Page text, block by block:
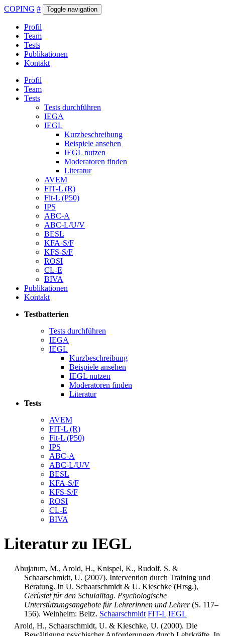
COPING # Toggle navigation
Profil
Team
Tests
Publikationen
Kontakt
Profil
Team
Tests
Tests durchführen
IEGA
IEGL
Kurzbeschreibung
Beispiele ansehen
IEGL nutzen
Moderatoren finden
Literatur
AVEM
FIT-L (R)
Fit-L (P50)
IPS
ABC-A
ABC-L/U/V
BESL
KFA-S/F
KFS-S/F
ROSI
CL-E
BIVA
Publikationen
Kontakt
Testbatterien
Tests durchführen
IEGA
IEGL
Kurzbeschreibung
Beispiele ansehen
IEGL nutzen
Moderatoren finden
Literatur
Tests
AVEM
FIT-L (R)
Fit-L (P50)
IPS
ABC-A
ABC-L/U/V
BESL
KFA-S/F
KFS-S/F
ROSI
CL-E
BIVA
Literatur zu IEGL
Abujatum, M., Arold, H., Knispel, K., Rudolf. S. &
Schaarschmidt, U. (2007). Intervention durch Training und
Beratung. In U. Schaarschmidt & U. Kieschke (Hrsg.),
Gerüstet für den Schulalltag. Psychologische
Unterstützungsangebote für Lehrerinnen und Lehrer(S. 117–
156). Weinheim: Beltz. Schaarschmidt FIT-L IEGL
Arold, H., Schaarschmidt, U. & Kieschke, U. (2000). Die